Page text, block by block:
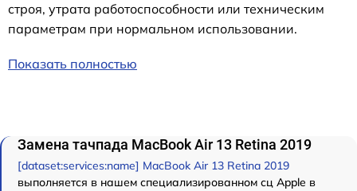
строя, утрата работоспособности или техническим
параметрам при нормальном использовании.
Показать полностью
Замена тачпада MacBook Air 13 Retina 2019
[dataset:services:name] MacBook Air 13 Retina 2019
выполняется в нашем специализированном сц Apple в